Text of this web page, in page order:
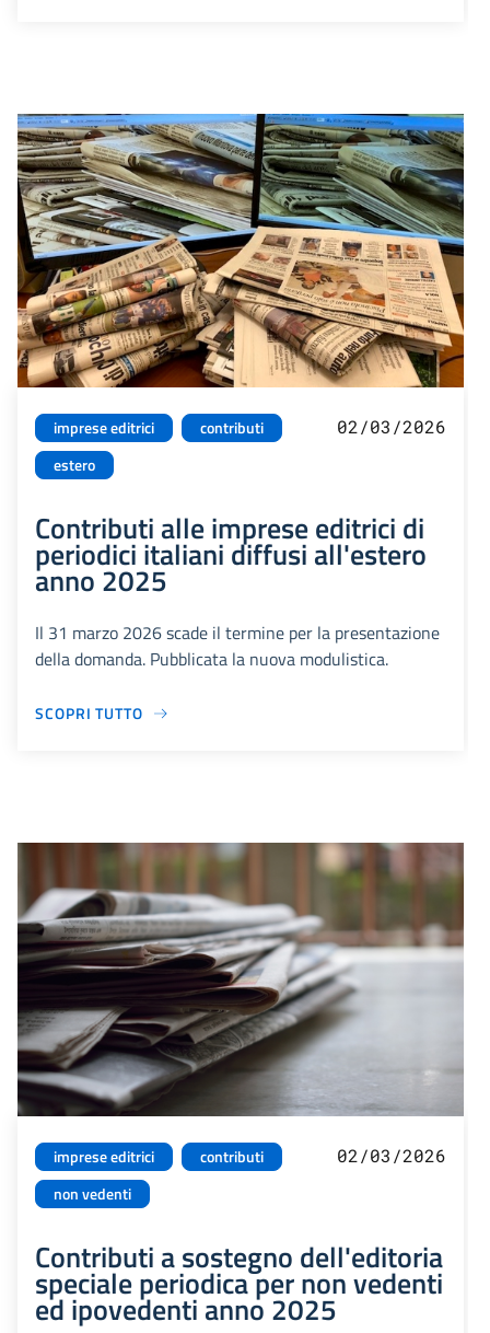
imprese editrici
contributi
estero
02/03/2026
Contributi alle imprese editrici di
periodici italiani diffusi all'estero
anno 2025
Il 31 marzo 2026 scade il termine per la presentazione
della domanda. Pubblicata la nuova modulistica.
SCOPRI TUTTO
imprese editrici
contributi
non vedenti
02/03/2026
Contributi a sostegno dell'editoria
speciale periodica per non vedenti
ed ipovedenti anno 2025